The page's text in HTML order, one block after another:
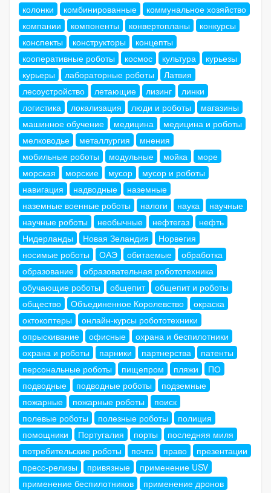
колонки
комбинированные
коммунальное хозяйство
компании
компоненты конвертопланы
конкурсы
конспекты
конструкторы
концепты
кооперативные роботы
космос культура
курьезы
курьеры
лабораторные роботы
Латвия
лесоустройство
летающие лизинг
линки
логистика
локализация люди и роботы
магазины
машинное обучение
медицина
медицина и роботы
мелководье
металлургия
мнения
мобильные роботы
модульные мойка
море
морская
морские мусор
мусор и роботы
навигация
надводные
наземные
наземные военные роботы
налоги наука
научные
научные роботы
необычные нефтегаз
нефть
Нидерланды
Новая Зеландия
Норвегия
носимые роботы
ОАЭ обитаемые
обработка
образование
образовательная робототехника
обучающие роботы
общепит
общепит и роботы
общество
Объединенное Королевство
окраска
октокоптеры
онлайн-курсы робототехники
опрыскивание
офисные
охрана и беспилотники
охрана и роботы
парники партнерства
патенты
персональные роботы
пищепром пляжи
ПО
подводные
подводные роботы
подземные
пожарные
пожарные роботы
поиск
полевые роботы
полезные роботы
полиция
помощники
Португалия порты
последняя миля
потребительские роботы
почта право
презентации
пресс-релизы
привязные
применение USV
применение беспилотников
применение дронов